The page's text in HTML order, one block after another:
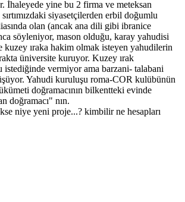
İhaleyede yine bu 2 firma ve meteksan
siyasetçilerden erbil doğumlu
olan (ancak ana dili gibi ibranice
söyleniyor, mason olduğu, karay yahudisi
ıraka hakim olmak isteyen yahudilerin
üniversite kuruyor. Kuzey ırak
istediğinde vermiyor ama barzani- talabani
Yahudi kuruluşu roma-COR kulübünün
doğramacının bilkentteki evinde
doğramacı" nın.
niye yeni proje...? kimbilir ne hesapları